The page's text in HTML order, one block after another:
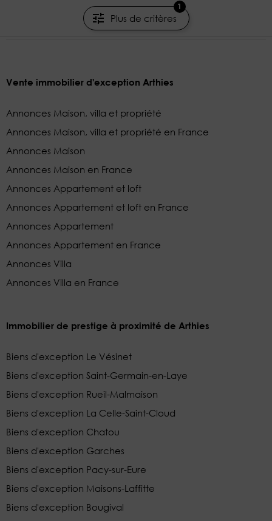
Plus de critères
1
DANIEL FÉAU SAINT-GERMAIN-EN-LAYE
Vente immobilier d'exception Arthies
Annonces Maison, villa et propriété
Annonces Maison, villa et propriété en France
Annonces Maison
Annonces Maison en France
Annonces Appartement et loft
Annonces Appartement et loft en France
Annonces Appartement
Annonces Appartement en France
Annonces Villa
Annonces Villa en France
Immobilier de prestige à proximité de Arthies
Biens d'exception Le Vésinet
Biens d'exception Saint-Germain-en-Laye
Biens d'exception Rueil-Malmaison
Biens d'exception La Celle-Saint-Cloud
Biens d'exception Chatou
Biens d'exception Garches
Biens d'exception Pacy-sur-Eure
Biens d'exception Maisons-Laffitte
Biens d'exception Bougival